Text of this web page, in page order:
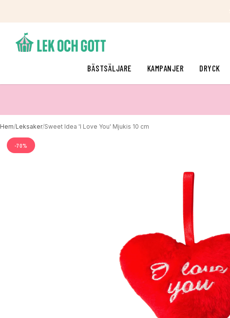
BÄSTSÄLJARE KAMPANJER DRYCK
Hem/Leksaker/Sweet Idea 'I Love You' Mjukis 10 cm
-70%